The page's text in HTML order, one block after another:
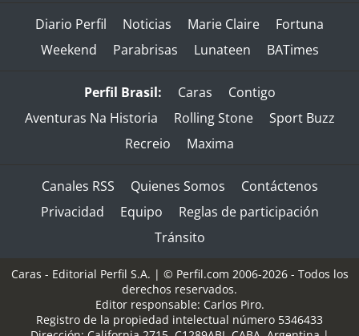
Diario Perfil Noticias Marie Claire
Fortuna
Weekend
Parabrisas Lunateen BATimes
Perfil Brasil: Caras
Contigo
Aventuras Na Historia
Rolling Stone
Sport Buzz
Recreio
Maxima
Canales RSS Quienes Somos
Contáctenos
Privacidad
Equipo
Reglas de participación
Tránsito
Caras - Editorial Perfil S.A. | © Perfil.com 2006-2026 - Todos los
derechos reservados.
Editor responsable: Carlos Piro.
Registro de la propiedad intelectual número 5346433